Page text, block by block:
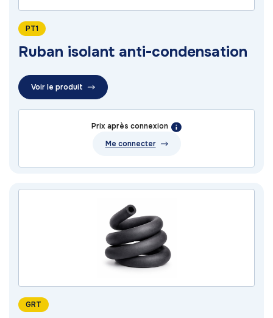
PT1
Ruban isolant anti-condensation
Voir le produit
Prix après connexion
Me connecter
GRT